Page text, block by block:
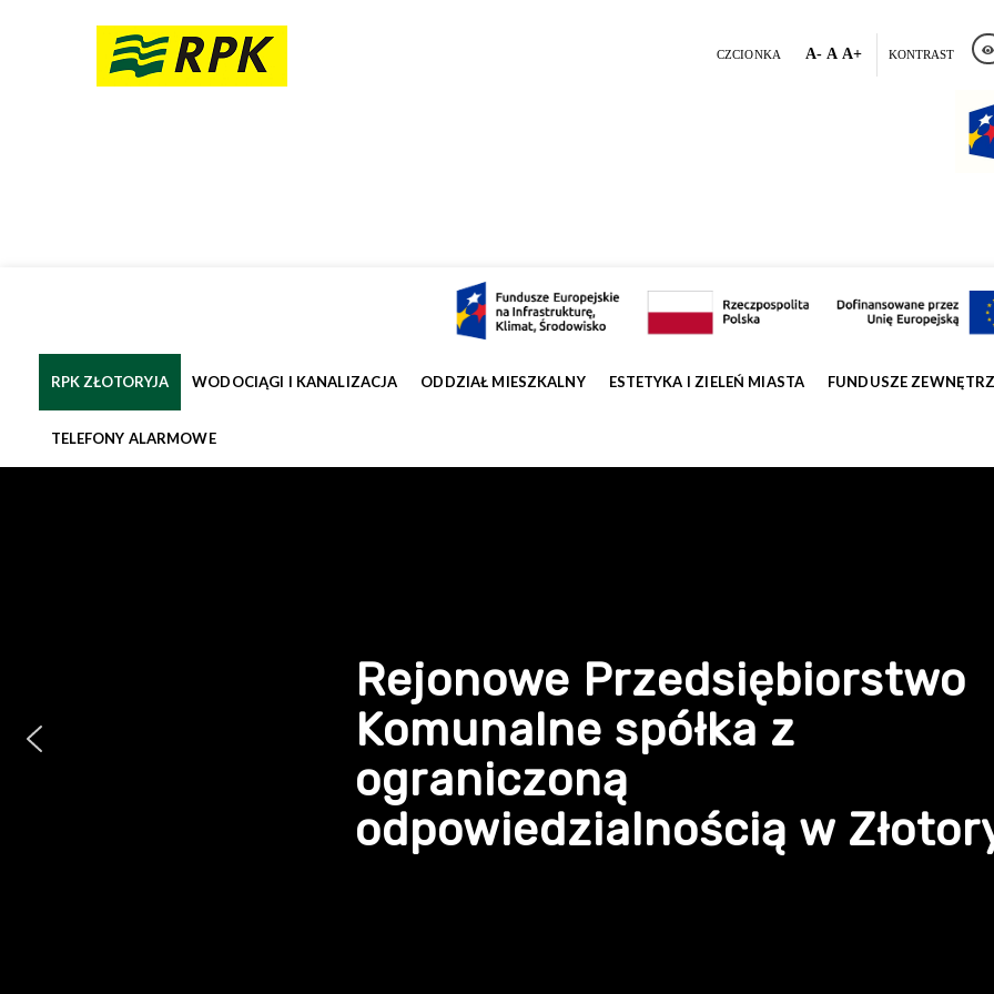
CZCIONKA A- A A+ KONTRAST
RPK ZŁOTORYJA WODOCIĄGI I KANALIZACJA ODDZIAŁ MIESZKALNY ESTETYKA I ZIELEŃ MIASTA FUNDUSZE
TELEFONY ALARMOWE
Rejonowe Przedsiębiorstwo
Komunalne spółka z
ograniczoną
odpowiedzialnością w